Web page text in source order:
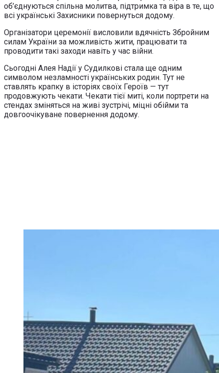
об’єднуються спільна молитва, підтримка та віра в те, що
всі українські Захисники повернуться додому.
Організатори церемонії висловили вдячність Збройним
силам України за можливість жити, працювати та
проводити такі заходи навіть у час війни.
Сьогодні Алея Надії у Судилкові стала ще одним
символом незламності українських родин. Тут не
ставлять крапку в історіях своїх Героїв — тут
продовжують чекати. Чекати тієї миті, коли портрети на
стендах зміняться на живі зустрічі, міцні обійми та
довгоочікуване повернення додому.